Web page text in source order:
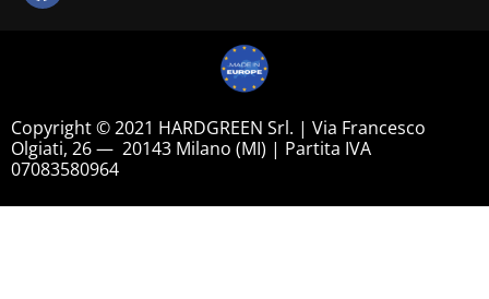
Copyright © 2021 HARDGREEN Srl. | Via Francesco
Olgiati, 26 — 20143 Milano (MI) | Partita IVA
07083580964